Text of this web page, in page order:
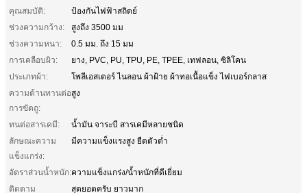
คุณสมบัติ:
ป้องกันไฟฟ้าสถิตย์
ช่วงความกว้าง:
สูงถึง 3500 มม
ช่วงความหนา:
0.5 มม. ถึง 15 มม
การเคลือบผิว:
ยาง, PVC, PU, ​​TPU, PE, TPEE, เทฟลอน, ซิลิโคน
ประเภทผ้า:
โพลีเอสเตอร์ ไนลอน ผ้าฝ้าย ผ้าทอเนื้อแข็ง ไฟเบอร์กลาส
ความต้านทานต่อ
การขัดถู:
สูง
ทนต่อสารเคมี:
น้ำมัน จาระบี สารเคมีหลายชนิด
ลักษณะความ
แข็งแกร่ง:
มีความแข็งแรงสูง ยืดตัวต่ำ
อัตราส่วนน้ำหนัก:ความแข็งแกร่ง/น้ำหนักที่ดีเยี่ยม
ติดตาม
สุดยอดครับ ยาวมาก